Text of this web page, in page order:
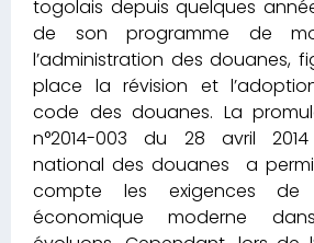
togolais depuis quelques
de son programme de
l’administration des douanes,
place la révision et
code des douanes. La
n°2014-003 du 28 avril
national des douanes a
compte les exigences de
économique moderne